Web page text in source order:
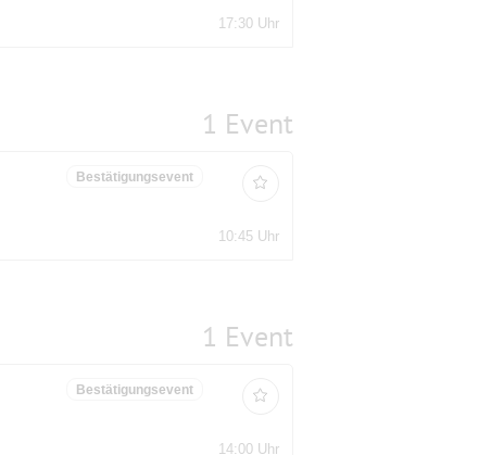
17:30 Uhr
1 Event
Bestätigungsevent
10:45 Uhr
1 Event
Bestätigungsevent
14:00 Uhr